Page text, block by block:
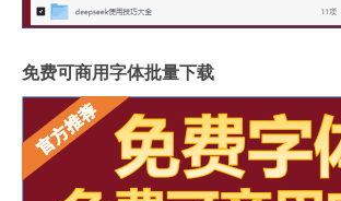
免费可商用字体批量下载